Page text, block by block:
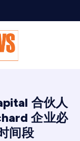
合伙人
企业必
间段